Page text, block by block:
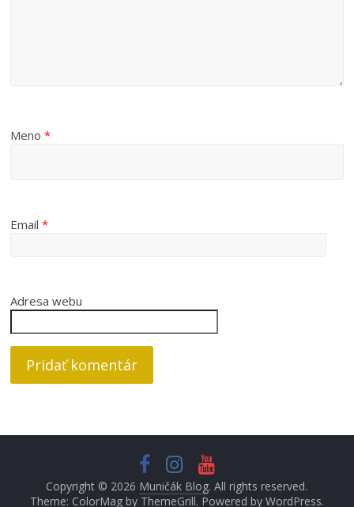
Meno*
Email*
Adresa webu
Copyright © 2026 Muničák Blog. All rights reserved.
Theme: ColorMag by ThemeGrill. Powered by WordPress.